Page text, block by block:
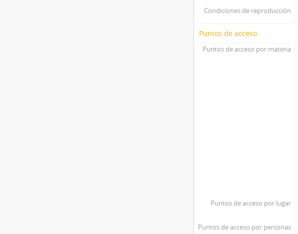
Condiciones de reproducción
Puntos de acceso
Puntos de acceso por materia
Puntos de acceso por lugar
Puntos de acceso por personas